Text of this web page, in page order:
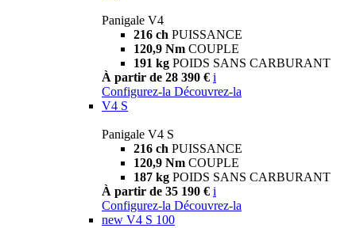
Panigale V4
216 ch PUISSANCE
120,9 Nm COUPLE
191 kg POIDS SANS CARBURANT
À partir de 28 390 € i
Configurez-la Découvrez-la
V4 S
Panigale V4 S
216 ch PUISSANCE
120,9 Nm COUPLE
187 kg POIDS SANS CARBURANT
À partir de 35 190 € i
Configurez-la Découvrez-la
new V4 S 100